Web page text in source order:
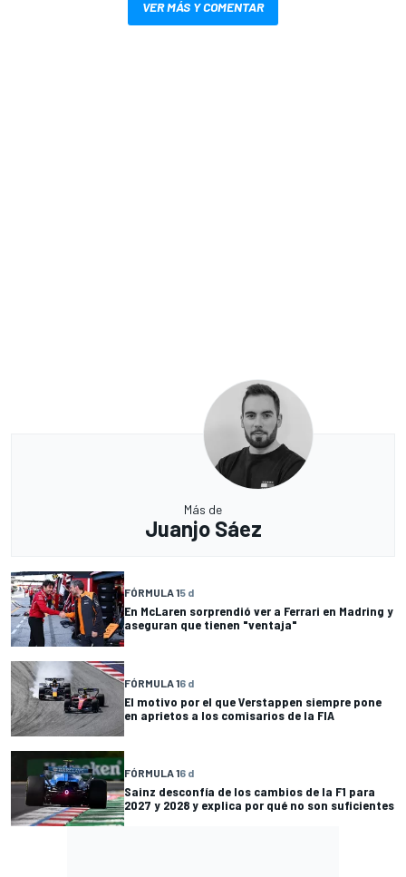
VER MÁS Y COMENTAR
Más de
Juanjo Sáez
FÓRMULA 15 d
En McLaren sorprendió ver a Ferrari en Madring y
aseguran que tienen "ventaja"
FÓRMULA 16 d
El motivo por el que Verstappen siempre pone
en aprietos a los comisarios de la FIA
FÓRMULA 16 d
Sainz desconfía de los cambios de la F1 para
2027 y 2028 y explica por qué no son suficientes